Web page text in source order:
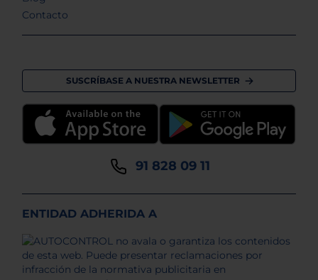
Contacto
SUSCRÍBASE A NUESTRA NEWSLETTER
91 828 09 11
ENTIDAD ADHERIDA A